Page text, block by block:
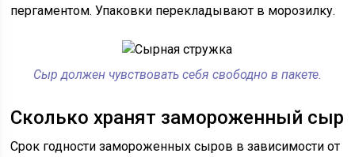
пергаментом. Упаковки перекладывают в морозилку.
Сыр должен чувствовать себя свободно в пакете.
Сколько хранят замороженный сыр
Срок годности замороженных сыров в зависимости от